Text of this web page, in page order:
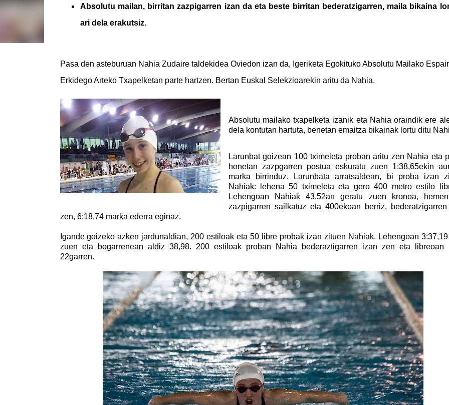
Absolutu mailan, birritan zazpigarren izan da eta beste birritan bederatzigarren, maila bikaina
ari dela erakutsiz.
Pasa den asteburuan Nahia Zudaire taldekidea Oviedon izan da, Igeriketa Egokituko Absolutu Mailako
Erkidego Arteko Txapelketan parte hartzen. Bertan Euskal Selekzioarekin aritu da Nahia.
Absolutu mailako txapelketa izanik eta Nahia oraindik ere
dela kontutan hartuta, benetan emaitza bikainak lortu ditu
Larunbat goizean 100 tximeleta proban aritu zen Nahia eta
honetan zazpgarren postua eskuratu zuen 1:38,65ekin
marka birrinduz. Larunbata arratsaldean, bi proba izan
Nahiak: lehena 50 tximeleta eta gero 400 metro estilo
Lehengoan Nahiak 43,52an geratu zuen kronoa,
zazpigarren sailkatuz eta 400ekoan berriz,
zen, 6:18,74 marka ederra eginaz.
Igande goizeko azken jardunaldian, 200 estiloak eta 50 libre probak izan zituen Nahiak. Lehengoan
zuen eta bogarrenean aldiz 38,98. 200 estiloak proban Nahia bederaztigarren izan zen eta libreoan
22garren.